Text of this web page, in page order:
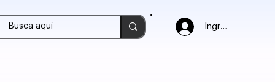
Ingresar